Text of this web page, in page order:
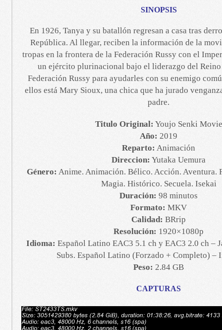
SINOPSIS
En 1926, Tanya y su batallón regresan a casa tras
República. Al llegar, reciben la información de la
tropas en la frontera de la Federación Russy con el
un ejército plurinacional bajo el liderazgo del
Federación Russy para ayudarles con su enemigo
ellos está Mary Sioux, una chica que ha jurado
padre.
Titulo Original: Youjo Senki Movie
Año: 2019
Reparto: Animación
Direccion: Yutaka Uemura
Género: Anime. Animación. Bélico. Acción. Aventura.
Magia. Histórico. Secuela. Isekai
Duración: 98 minutos
Formato: MKV
Calidad: BRrip
Resolución: 1920×1080p
Idioma: Español Latino EAC3 5.1 ch y EAC3 2.0 ch –
Subs. Español Latino (Forzado + Completo) –
Peso: 2.84 GB
CAPTURAS